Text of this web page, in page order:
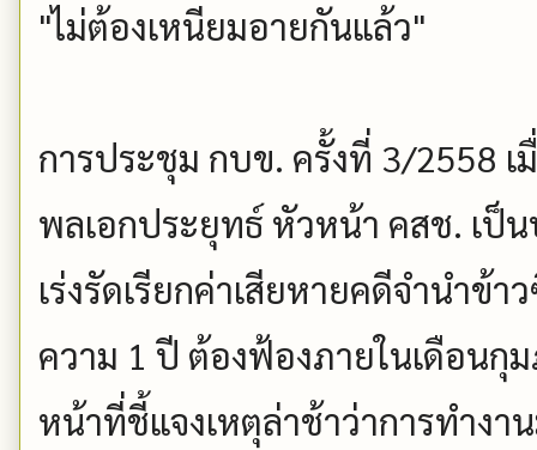
"ไม่ต้องเหนียมอายกันแล้ว"
การประชุม กบข. ครั้งที่ 3/2558
พลเอกประยุทธ์ หัวหน้า คสช. เป็
เร่งรัดเรียกค่าเสียหายคดีจำนำข้
ความ 1 ปี ต้องฟ้องภายในเดือนกุ
หน้าที่ชี้แจงเหตุล่าช้าว่าการทำง